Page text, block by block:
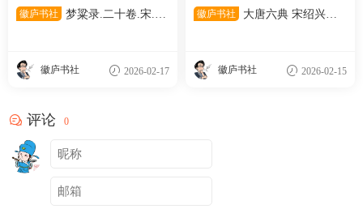
宋刻本
徽庐书社
梦粱录.二十卷.宋.吴
徽庐书社 2026-02-17
宋刻本
徽庐书社
大唐六典 宋绍兴四
徽庐书社 2026-02-15
评论 0